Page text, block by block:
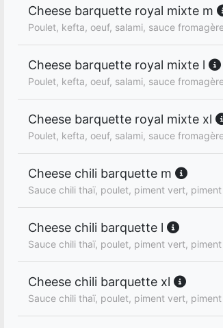
Cheese barquette royal mixte m
Poulet, kefta, oeuf, salami, sauce
Cheese barquette royal mixte l
Poulet, kefta, oeuf, salami, sauce
Cheese barquette royal mixte xl
Poulet, kefta, oeuf, salami, sauce
Cheese chili barquette m
Sauce chili thaï, poulet, piment vert,
Cheese chili barquette l
Sauce chili thaï, poulet, piment vert,
Cheese chili barquette xl
Sauce chili thaï, poulet, piment vert,